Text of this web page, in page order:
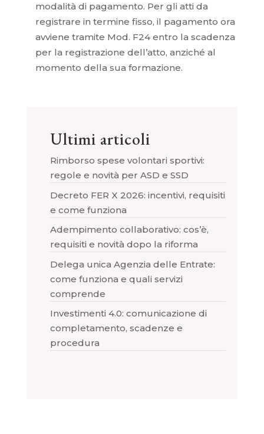
modalità di pagamento. Per gli atti da
registrare in termine fisso, il pagamento ora
avviene tramite Mod. F24 entro la scadenza
per la registrazione dell’atto, anziché al
momento della sua formazione.
Ultimi articoli
Rimborso spese volontari sportivi:
regole e novità per ASD e SSD
Decreto FER X 2026: incentivi, requisiti
e come funziona
Adempimento collaborativo: cos’è,
requisiti e novità dopo la riforma
Delega unica Agenzia delle Entrate:
come funziona e quali servizi
comprende
Investimenti 4.0: comunicazione di
completamento, scadenze e
procedura